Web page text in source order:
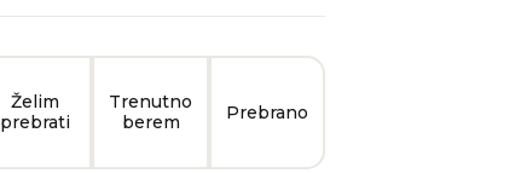
Želim
prebrati
Trenutno
berem
Prebrano